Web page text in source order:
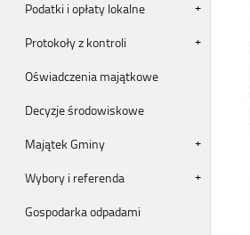
Podatki i opłaty lokalne
Protokoły z kontroli
Oświadczenia majątkowe
Decyzje środowiskowe
Majątek Gminy
Wybory i referenda
Gospodarka odpadami